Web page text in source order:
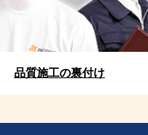
品質施工の裏付け